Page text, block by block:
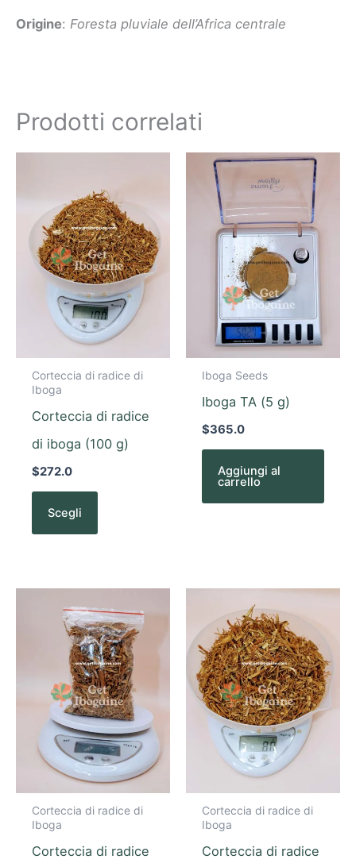
Origine: Foresta pluviale dell’Africa centrale
Prodotti correlati
Corteccia di radice di
Iboga
Corteccia di radice
di iboga (100 g)
$272.0
Scegli
ha
più
varianti.
Le
opzioni
possono
essere
scelte
nella
del
prodotto
Iboga Seeds
Iboga TA (5 g)
$365.0
Aggiungi al
carrello
Corteccia di radice di
Iboga
Corteccia di radice
prodotto
ha
più
varianti.
Le
opzioni
possono
essere
scelte
nella
del
Corteccia di radice di
Iboga
Corteccia di radice
prodotto
ha
più
varianti.
Le
opzioni
possono
essere
scelte
nella
del